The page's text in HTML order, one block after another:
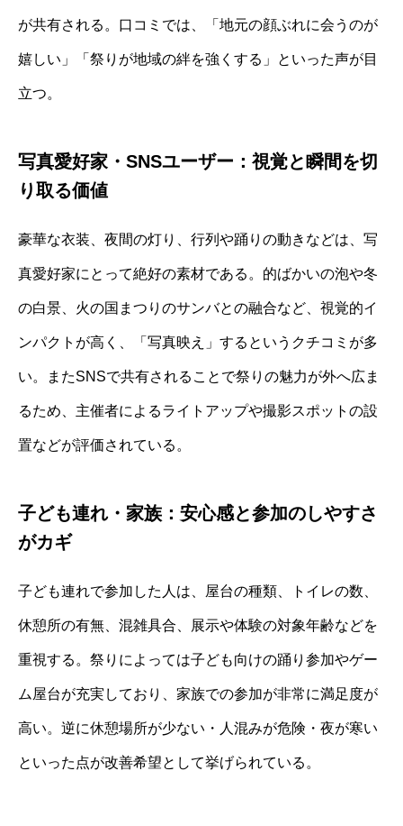
が共有される。口コミでは、「地元の顔ぶれに会うのが
嬉しい」「祭りが地域の絆を強くする」といった声が目
立つ。
写真愛好家・SNSユーザー：視覚と瞬間を切
り取る価値
豪華な衣装、夜間の灯り、行列や踊りの動きなどは、写
真愛好家にとって絶好の素材である。的ばかいの泡や冬
の白景、火の国まつりのサンバとの融合など、視覚的イ
ンパクトが高く、「写真映え」するというクチコミが多
い。またSNSで共有されることで祭りの魅力が外へ広ま
るため、主催者によるライトアップや撮影スポットの設
置などが評価されている。
子ども連れ・家族：安心感と参加のしやすさ
がカギ
子ども連れで参加した人は、屋台の種類、トイレの数、
休憩所の有無、混雑具合、展示や体験の対象年齢などを
重視する。祭りによっては子ども向けの踊り参加やゲー
ム屋台が充実しており、家族での参加が非常に満足度が
高い。逆に休憩場所が少ない・人混みが危険・夜が寒い
といった点が改善希望として挙げられている。